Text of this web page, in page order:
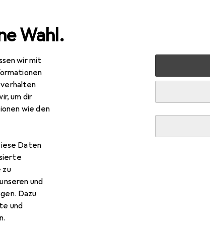
Wahl.
wir mit
um dir
wie den
Daten
zu
und
Dazu
und
Schwimmen Aquawave
Okularki Breeze Jr Navy / Blue
Okularki Breeze
zum Produkt Aquawave Okularki Breeze Jr Navy /
und Brillenetui.